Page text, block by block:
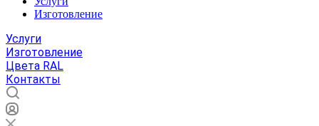
Изготовление
Услуги
Изготовление
Цвета RAL
Контакты